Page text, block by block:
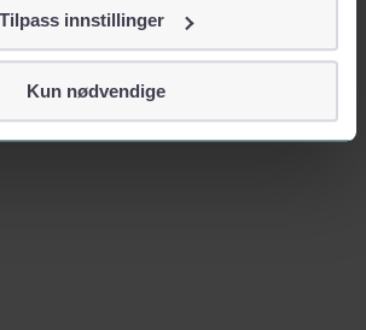
på alvor
navn eller telefonnummer.
Tilpass innstillinger
Kun nødvendige